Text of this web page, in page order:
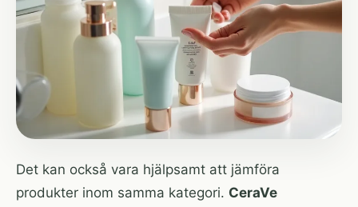
Det kan också vara hjälpsamt att jämföra
produkter inom samma kategori. CeraVe